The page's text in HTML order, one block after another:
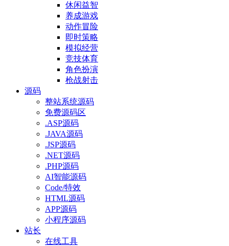
休闲益智
养成游戏
动作冒险
即时策略
模拟经营
竞技体育
角色扮演
枪战射击
源码
整站系统源码
免费源码区
.ASP源码
.JAVA源码
.JSP源码
.NET源码
.PHP源码
AI智能源码
Code/特效
HTML源码
APP源码
小程序源码
站长
在线工具